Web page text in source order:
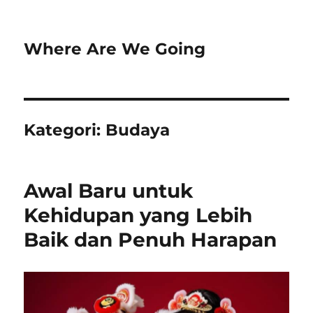
Where Are We Going
Kategori: Budaya
Awal Baru untuk
Kehidupan yang Lebih
Baik dan Penuh Harapan